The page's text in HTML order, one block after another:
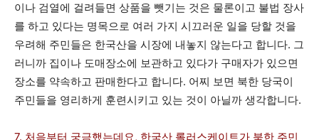
이나 검열에 걸려들면 상품을 뺏기는 것은 물론이고 불법 장사
를 하고 있다는 명목으로 여러 가지 시끄러운 일을 당할 것을
우려해 주민들은 한국산을 시장에 내놓지 않는다고 합니다. 그
러니까 집이나 도매장소에 보관하고 있다가 구매자가 있으면
장소를 약속하고 판매한다고 합니다. 어찌 보면 북한 당국이
주민들을 영리하게 훈련시키고 있는 것이 아닐까 생각합니다.
7. 처음부터 궁금했는데요, 한국산 롤러스케이트가 북한 주민